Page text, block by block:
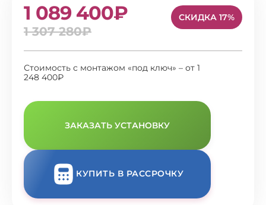
1 089 400₽
1 307 280₽
СКИДКА 17%
Стоимость с монтажом «под ключ» – от 1
248 400₽
ЗАКАЗАТЬ УСТАНОВКУ
КУПИТЬ В РАССРОЧКУ